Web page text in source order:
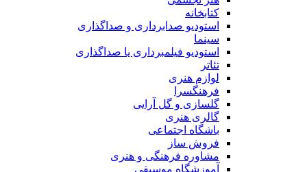
کتابخانه
استودیو صدابرداری و صداگذاری
سینما
استودیو فیلمبرداری یا صداگذاری
تئاتر
لوازم هنری
فرهنگسرا
گلسازی و گل آرایی
گالری هنری
باشگاه اجتماعی
فروش ساز
مشاوره فرهنگی و هنری
آموزشگاه موسیقی